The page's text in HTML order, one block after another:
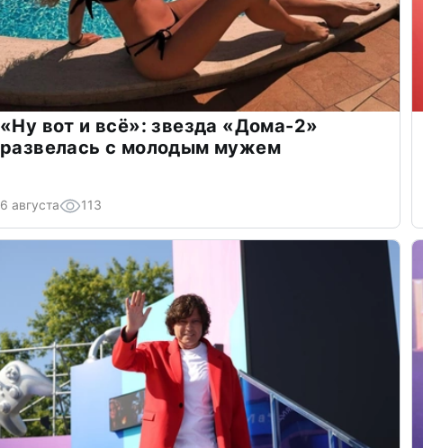
«Ну вот и всё»: звезда «Дома-2»
развелась с молодым мужем
6 августа 113